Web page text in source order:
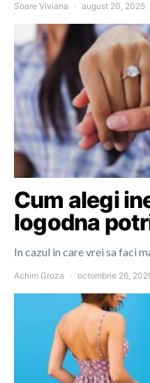
Soare Viviana august 20, 2025
Cum alegi
logodna
In cazul in care vrei sa faci
Achim Groza octombrie 26,